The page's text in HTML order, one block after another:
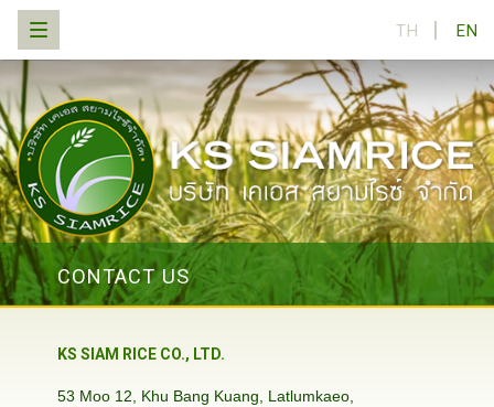
TH EN
CONTACT US
KS SIAM RICE CO., LTD.
53 Moo 12, Khu Bang Kuang, Latlumkaeo,